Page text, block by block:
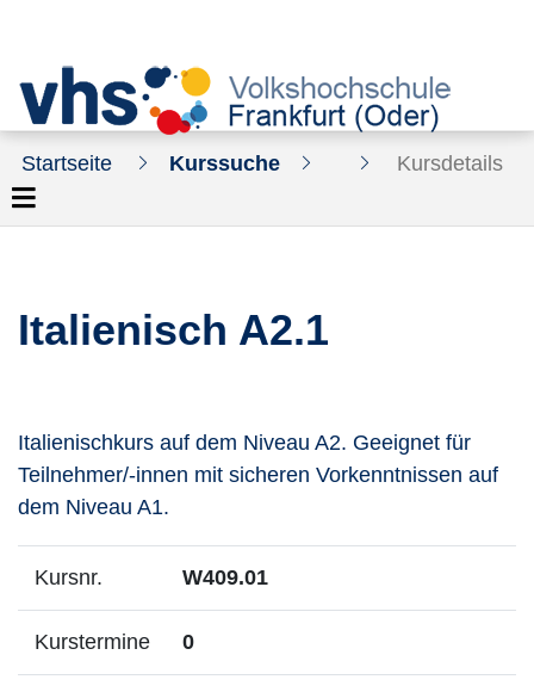
Startseite Kurssuche Kursdetails
Italienisch A2.1
Italienischkurs auf dem Niveau A2. Geeignet für
Teilnehmer/-innen mit sicheren Vorkenntnissen auf
dem Niveau A1.
Kursnr. W409.01
Kurstermine 0